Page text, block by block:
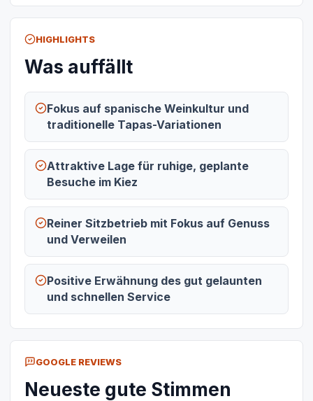
HIGHLIGHTS
Was auffällt
Fokus auf spanische Weinkultur und
traditionelle Tapas-Variationen
Attraktive Lage für ruhige, geplante
Besuche im Kiez
Reiner Sitzbetrieb mit Fokus auf Genuss
und Verweilen
Positive Erwähnung des gut gelaunten
und schnellen Service
GOOGLE REVIEWS
Neueste gute Stimmen